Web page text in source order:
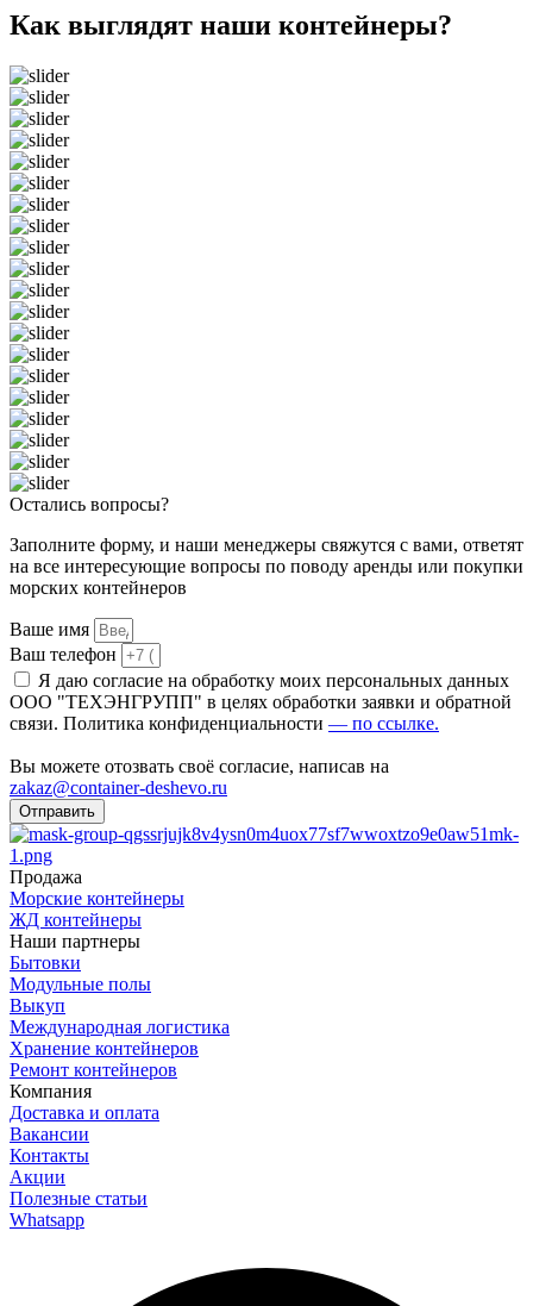
Как выглядят наши контейнеры?
Остались вопросы?
Заполните форму, и наши менеджеры свяжутся с вами, ответят
на все интересующие вопросы по поводу аренды или покупки
морских контейнеров
Ваше имя
Ваш телефон
Я даю согласие на обработку моих персональных данных
ООО "ТЕХЭНГРУПП" в целях обработки заявки и обратной
связи. Политика конфиденциальности — по ссылке.
Вы можете отозвать своё согласие, написав на
zakaz@container-deshevo.ru
Отправить
Продажа
Морские контейнеры
ЖД контейнеры
Наши партнеры
Бытовки
Модульные полы
Выкуп
Международная логистика
Хранение контейнеров
Ремонт контейнеров
Компания
Доставка и оплата
Вакансии
Контакты
Акции
Полезные статьи
Whatsapp